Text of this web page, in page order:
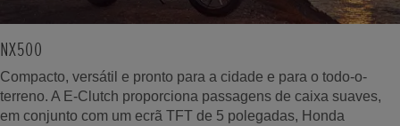
NX500
Compacto, versátil e pronto para a cidade e para o todo-o-
terreno. A E-Clutch proporciona passagens de caixa suaves,
em conjunto com um ecrã TFT de 5 polegadas, Honda